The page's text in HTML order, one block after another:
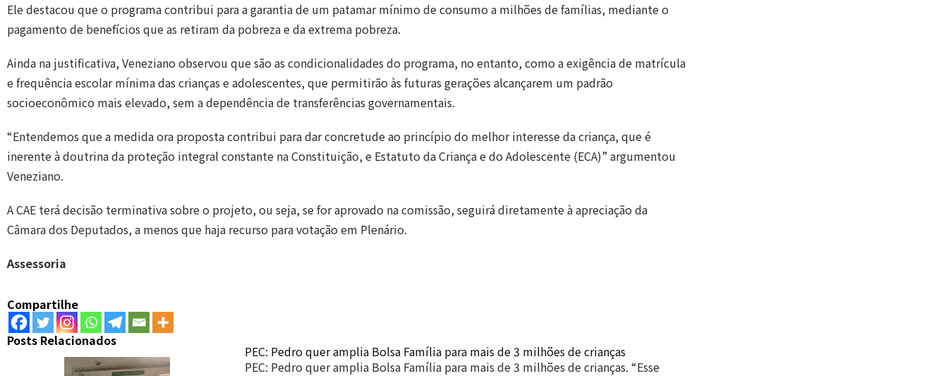
Ele destacou que o programa contribui para a garantia de um patamar mínimo de consumo a milhões de famílias, mediante o
pagamento de benefícios que as retiram da pobreza e da extrema pobreza.
Ainda na justificativa, Veneziano observou que são as condicionalidades do programa, no entanto, como a exigência de matrícula
e frequência escolar mínima das crianças e adolescentes, que permitirão às futuras gerações alcançarem um padrão
socioeconômico mais elevado, sem a dependência de transferências governamentais.
“Entendemos que a medida ora proposta contribui para dar concretude ao princípio do melhor interesse da criança, que é
inerente à doutrina da proteção integral constante na Constituição, e Estatuto da Criança e do Adolescente (ECA)” argumentou
Veneziano.
A CAE terá decisão terminativa sobre o projeto, ou seja, se for aprovado na comissão, seguirá diretamente à apreciação da
Câmara dos Deputados, a menos que haja recurso para votação em Plenário.
Assessoria
Compartilhe
Posts Relacionados
PEC: Pedro quer amplia Bolsa Família para mais de 3 milhões de crianças
PEC: Pedro quer amplia Bolsa Família para mais de 3 milhões de crianças. “Esse